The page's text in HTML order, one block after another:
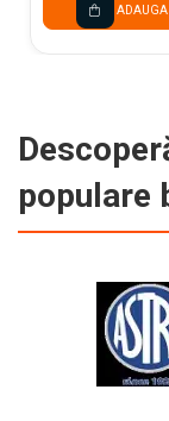
ADAUGA
populare